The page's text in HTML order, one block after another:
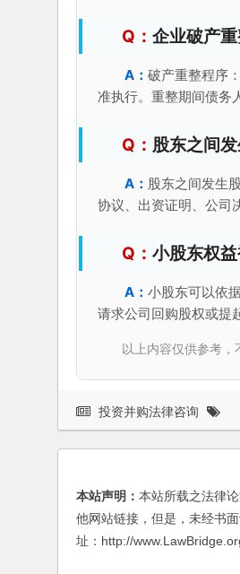
企业破产
破产重整程序
准执行。重整期间债务
股东之间
股东之间发生
协议、出资证明、公司
小股东权
小股东可以依
请求公司回购股权或提
以上内容仅供参考
投资并购法律咨询
本站声明： 本站所载之法律
他网站链接，但是，未经书
址：http://